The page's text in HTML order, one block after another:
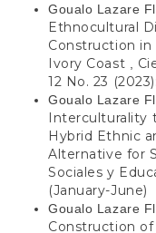
Goualo Lazare
Ethnocultural
Construction in
Ivory Coast ,
12 No. 23
Goualo Lazare
Interculturality
Hybrid Ethnic
Alternative for
Sociales y
(January-June)
Goualo Lazare
Construction